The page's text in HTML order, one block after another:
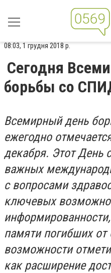
08:03, 1 грудня 2018 р.
Сегодня
борьбы со
Всемирный день
ежегодно
декабря. Этот День
важных
с вопросами
ключевых
памяти погибших от
возможности
как расширение